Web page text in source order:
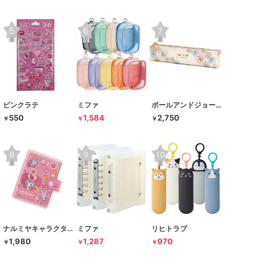
ピンクラテ
￥ 550
ミファ
￥1,584
ポールアンドジョー ラ･パペトリー
￥2,750
ナルミヤキャラクターズ
￥1,980
ミファ
￥1,287
リヒトラブ
￥970